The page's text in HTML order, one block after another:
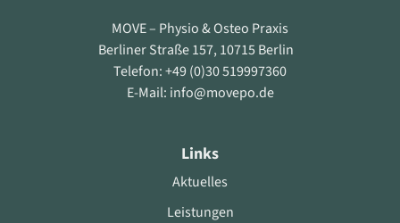
MOVE – Physio & Osteo Praxis
Berliner Straße 157, 10715 Berlin
Telefon: +49 (0)30 519997360
E-Mail: info@movepo.de
Links
Aktuelles
Leistungen